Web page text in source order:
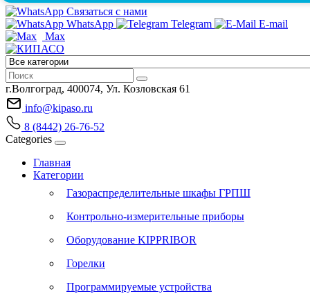
Связаться с нами
WhatsApp
Telegram
E-mail
Max
г.Волгоград, 400074, Ул. Козловская 61
info@kipaso.ru
8 (8442) 26-76-52
Categories
Главная
Категории
Газораспределительные шкафы ГРПШ
Контрольно-измерительные приборы
Оборудование KIPPRIBOR
Горелки
Программируемые устройства